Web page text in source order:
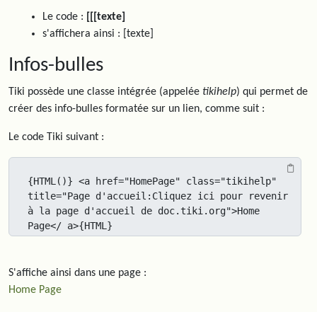
Le code :
[[[texte]
s'affichera ainsi : [texte]
Infos-bulles
Tiki possède une classe intégrée (appelée tikihelp) qui permet de
créer des info-bulles formatée sur un lien, comme suit :
Le code Tiki suivant :
{HTML()} <a href="HomePage" class="tikihelp"
title="Page d'accueil:Cliquez ici pour revenir
à la page d'accueil de doc.tiki.org">Home
Page</ a>{HTML}
S'affiche ainsi dans une page :
Home Page